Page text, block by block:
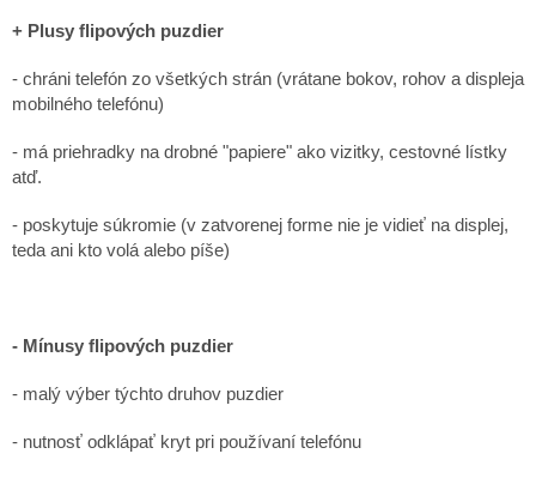
+ Plusy flipových puzdier
- chráni telefón zo všetkých strán (vrátane bokov, rohov a displeja
mobilného telefónu)
- má priehradky na drobné "papiere" ako vizitky, cestovné lístky
atď.
- poskytuje súkromie (v zatvorenej forme nie je vidieť na displej,
teda ani kto volá alebo píše)
- Mínusy flipových puzdier
- malý výber týchto druhov puzdier
- nutnosť odklápať kryt pri používaní telefónu